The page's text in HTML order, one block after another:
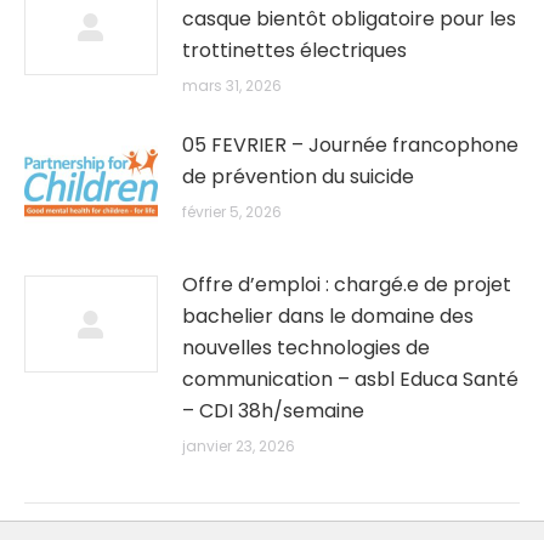
casque bientôt obligatoire pour les
trottinettes électriques
mars 31, 2026
05 FEVRIER – Journée francophone
de prévention du suicide
février 5, 2026
Offre d’emploi : chargé.e de projet
bachelier dans le domaine des
nouvelles technologies de
communication – asbl Educa Santé
– CDI 38h/semaine
janvier 23, 2026